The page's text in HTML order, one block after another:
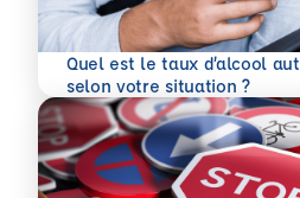
Quel est le taux d’alcool
selon votre situation ?
En savoir plus